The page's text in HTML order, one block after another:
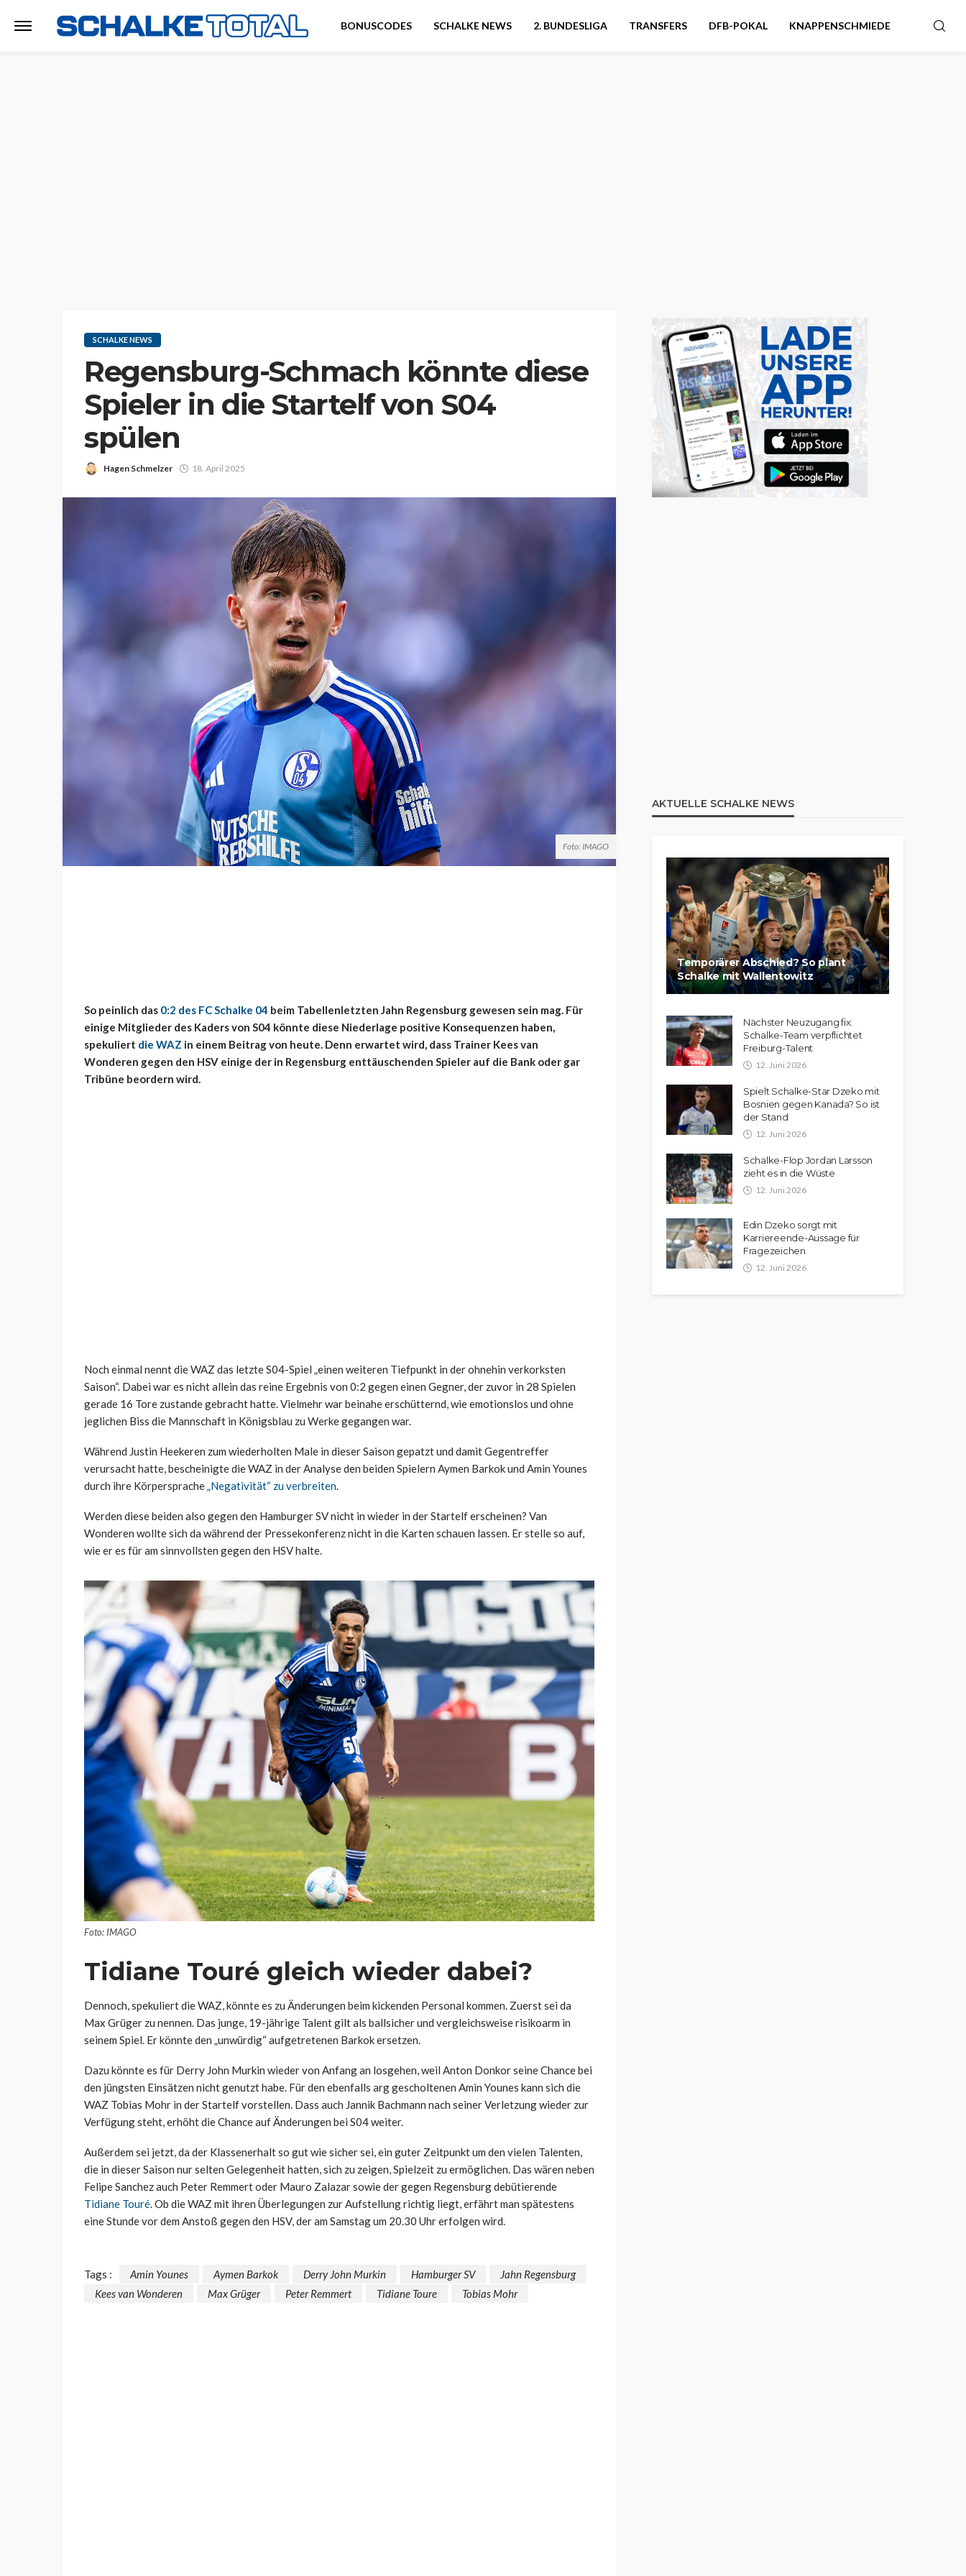
BONUSCODES SCHALKE NEWS 2. BUNDESLIGA TRANSFERS DFB-POKAL KNAPPENSCHMIEDE
SCHALKE NEWS
Regensburg-Schmach könnte diese
Spieler in die Startelf von S04
spülen
Hagen Schmelzer 18. April 2025
Foto: IMAGO
So peinlich das 0:2 des FC Schalke 04 beim Tabellenletzten Jahn Regensburg gewesen sein mag. Für
einige Mitglieder des Kaders von S04 könnte diese Niederlage positive Konsequenzen haben,
spekuliert die WAZ in einem Beitrag von heute. Denn erwartet wird, dass Trainer Kees van
Wonderen gegen den HSV einige der in Regensburg enttäuschenden Spieler auf die Bank oder gar
Tribüne beordern wird.
Noch einmal nennt die WAZ das letzte S04-Spiel „einen weiteren Tiefpunkt in der ohnehin verkorksten
Saison“. Dabei war es nicht allein das reine Ergebnis von 0:2 gegen einen Gegner, der zuvor in 28 Spielen
gerade 16 Tore zustande gebracht hatte. Vielmehr war beinahe erschütternd, wie emotionslos und ohne
jeglichen Biss die Mannschaft in Königsblau zu Werke gegangen war.
Während Justin Heekeren zum wiederholten Male in dieser Saison gepatzt und damit Gegentreffer
verursacht hatte, bescheinigte die WAZ in der Analyse den beiden Spielern Aymen Barkok und Amin Younes
durch ihre Körpersprache„Negativität“ zu verbreiten.
Werden diese beiden also gegen den Hamburger SV nicht in wieder in der Startelf erscheinen? Van
Wonderen wollte sich da während der Pressekonferenz nicht in die Karten schauen lassen. Er stelle so auf,
wie er es für am sinnvollsten gegen den HSV halte.
Foto: IMAGO
Tidiane Touré gleich wieder dabei?
Dennoch, spekuliert die WAZ, könnte es zu Änderungen beim kickenden Personal kommen. Zuerst sei da
Max Grüger zu nennen. Das junge, 19-jährige Talent gilt als ballsicher und vergleichsweise risikoarm in
seinem Spiel. Er könnte den „unwürdig“ aufgetretenen Barkok ersetzen.
Dazu könnte es für Derry John Murkin wieder von Anfang an losgehen, weil Anton Donkor seine Chance bei
den jüngsten Einsätzen nicht genutzt habe. Für den ebenfalls arg gescholtenen Amin Younes kann sich die
WAZ Tobias Mohr in der Startelf vorstellen. Dass auch Jannik Bachmann nach seiner Verletzung wieder zur
Verfügung steht, erhöht die Chance auf Änderungen bei S04 weiter.
Außerdem sei jetzt, da der Klassenerhalt so gut wie sicher sei, ein guter Zeitpunkt um den vielen Talenten,
die in dieser Saison nur selten Gelegenheit hatten, sich zu zeigen, Spielzeit zu ermöglichen. Das wären neben
Felipe Sanchez auch Peter Remmert oder Mauro Zalazar sowie der gegen Regensburg debütierende
Tidiane Touré. Ob die WAZ mit ihren Überlegungen zur Aufstellung richtig liegt, erfährt man spätestens
eine Stunde vor dem Anstoß gegen den HSV, der am Samstag um 20.30 Uhr erfolgen wird.
Tags : Amin Younes Aymen Barkok Derry John Murkin Hamburger SV
Jahn Regensburg
Kees van Wonderen
Max Grüger Peter Remmert Tidiane Toure Tobias Mohr
AKTUELLE SCHALKE NEWS
Temporärer Abschied? So plant
Schalke mit Wallentowitz
Nächster Neuzugang fix:
Schalke-Team verpflichtet
Freiburg-Talent
12. Juni 2026
Spielt Schalke-Star Dzeko mit
Bosnien gegen Kanada? So ist
der Stand
12. Juni 2026
Schalke-Flop Jordan Larsson
zieht es in die Wüste
12. Juni 2026
Edin Dzeko sorgt mit
Karriereende-Aussage für
Fragezeichen
12. Juni 2026